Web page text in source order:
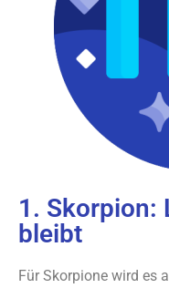
1. Skorpion:
bleibt
Für Skorpione wird es